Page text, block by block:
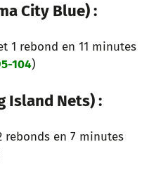
City Blue) :
1 rebond en 11 minutes
104)
Island Nets) :
rebonds en 7 minutes